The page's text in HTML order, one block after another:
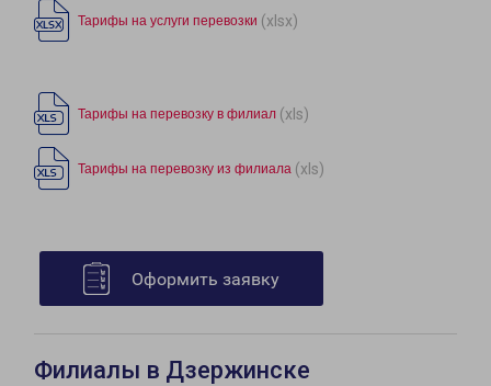
Тарифы на услуги перевозки (xlsx)
Тарифы на перевозку в филиал (xls)
Тарифы на перевозку из филиала (xls)
Оформить заявку
Филиалы в Дзержинске